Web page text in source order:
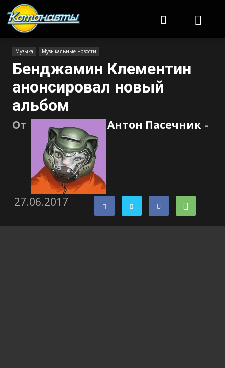
Музыка Музыкальные новости
Бенджамин Клементин
анонсировал новый
альбом
От Антон Пасечник -
27.06.2017